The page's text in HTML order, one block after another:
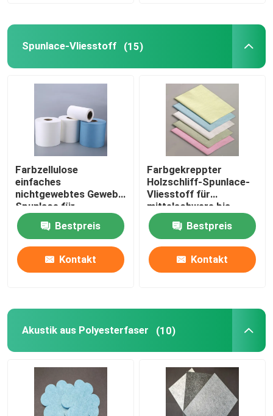
Spunlace-Vliesstoff (15)
Farbzellulose
einfaches
nichtgewebtes Gewebe
Spunlace für
chirurgische Artikel
Bestpreis
Kontakt
Farbgekreppter
Holzschliff-Spunlace-
Vliesstoff für
mittelschwere bis
schwere Öle
Bestpreis
Kontakt
Akustik aus Polyesterfaser (10)